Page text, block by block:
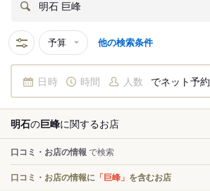
明石 巨峰
予算 他の検索条件
日時 時間 人数 でネット予約
明石の巨峰に関するお店
口コミ・お店の情報 で検索
口コミ・お店の情報に 「巨峰」 を含むお店